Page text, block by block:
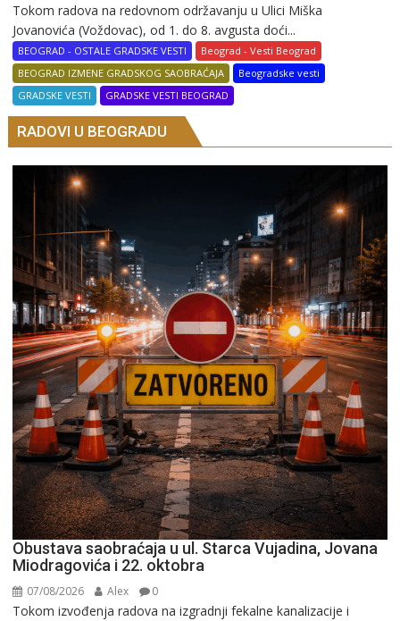
Tokom radova na redovnom održavanju u Ulici Miška
Jovanovića (Voždovac), od 1. do 8. avgusta doći...
BEOGRAD - OSTALE GRADSKE VESTI
Beograd - Vesti Beograd
BEOGRAD IZMENE GRADSKOG SAOBRAĆAJA
Beogradske vesti
GRADSKE VESTI
GRADSKE VESTI BEOGRAD
RADOVI U BEOGRADU
Obustava saobraćaja u ul. Starca Vujadina, Jovana
Miodragovića i 22. oktobra
07/08/2026 Alex 0
Tokom izvođenja radova na izgradnji fekalne kanalizacije i